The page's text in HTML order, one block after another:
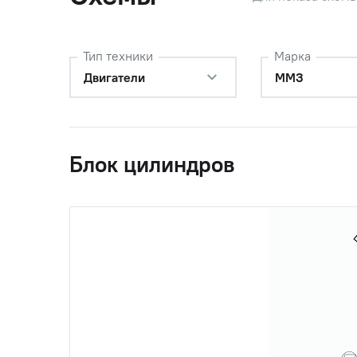
Тип техники
Двигатели
Марка
ММЗ
Блок цилиндров
31 Шайба
32
245-1002085 (245-
33 50-1002290-Б-03
Пробка